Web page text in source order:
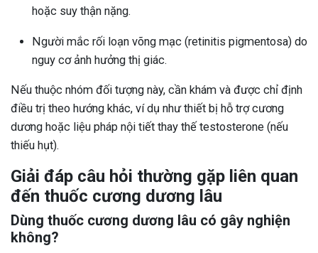
hoặc suy thận nặng.
Người mắc rối loạn võng mạc (retinitis pigmentosa) do
nguy cơ ảnh hưởng thị giác.
Nếu thuộc nhóm đối tượng này, cần khám và được chỉ định
điều trị theo hướng khác, ví dụ như thiết bị hỗ trợ cương
dương hoặc liệu pháp nội tiết thay thế testosterone (nếu
thiếu hụt).
Giải đáp câu hỏi thường gặp liên quan
đến thuốc cương dương lâu
Dùng thuốc cương dương lâu có gây nghiện
không?